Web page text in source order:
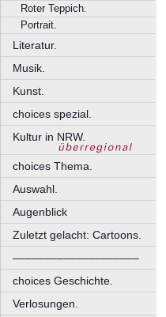
Roter Teppich.
Portrait.
Literatur.
Musik.
Kunst.
choices spezial.
Kultur in NRW.
choices Thema.
Auswahl.
Augenblick
Zuletzt gelacht: Cartoons.
––––––––––––––––––––
choices Geschichte.
Verlosungen.